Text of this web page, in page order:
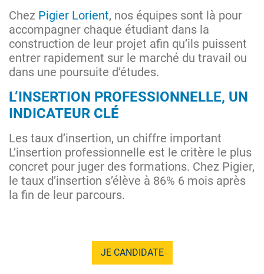
Chez Pigier Lorient, nos équipes sont là pour
accompagner chaque étudiant dans la
construction de leur projet afin qu’ils puissent
entrer rapidement sur le marché du travail ou
dans une poursuite d’études.
L’INSERTION PROFESSIONNELLE, UN
INDICATEUR CLÉ
Les taux d’insertion, un chiffre important
L’insertion professionnelle est le critère le plus
concret pour juger des formations. Chez Pigier,
le taux d’insertion s’élève à 86% 6 mois après
la fin de leur parcours.
JE CANDIDATE